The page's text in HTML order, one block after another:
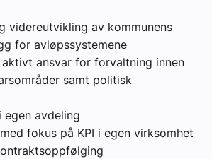
videreutvikling av kommunens
for avløpssystemene
ansvar for forvaltning innen
samt politisk
avdeling
fokus på KPI i egen virksomhet